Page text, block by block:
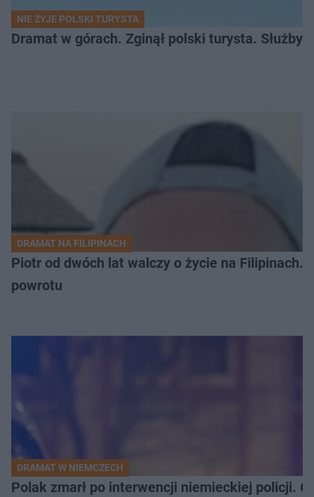
NIE ŻYJE POLSKI TURYSTA
Dramat w górach. Zginął polski turysta. Służby
DRAMAT NA FILIPINACH
Piotr od dwóch lat walczy o życie na Filipinach.
powrotu
DRAMAT W NIEMCZECH
Polak zmarł po interwencji niemieckiej policji.